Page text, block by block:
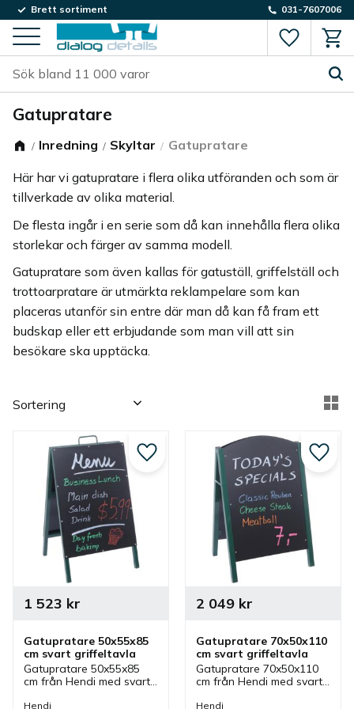
Meny
Brett sortiment 031-7607006
Gatupratare
Inredning Skyltar Gatupratare
Här har vi gatupratare i flera olika utföranden och som är
tillverkade av olika material.
De flesta ingår i en serie som då kan innehålla flera olika
storlekar och färger av samma modell.
Gatupratare som även kallas för gatuställ, griffelställ och
trottoarpratare är utmärkta reklampelare som kan
placeras utanför sin entre där man då kan få fram ett
budskap eller ett erbjudande som man vill att sin
besökare ska upptäcka.
Välj sortering
Gatupratare 50x55x85
cm svart griffeltavla
Gatupratare 50x55x85
cm från Hendi med svart
1 523 kr
Hendi
Lägg till i favoriter
Gatupratare 70x50x110
cm svart griffeltavla
Gatupratare 70x50x110
cm från Hendi med svart
2 049kr
Hendi
Lägg